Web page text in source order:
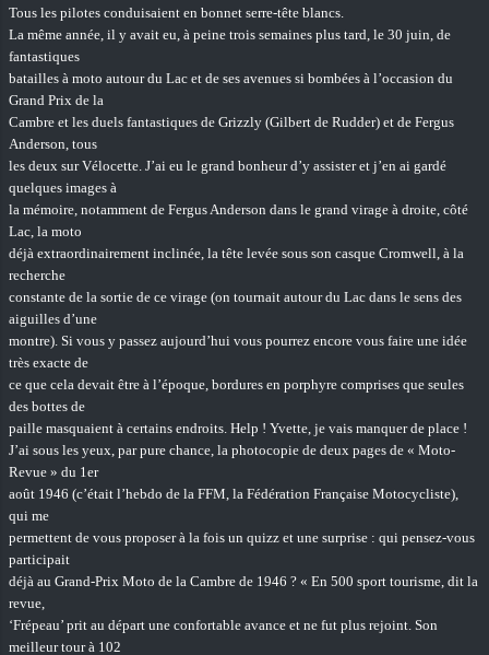
Tous les pilotes conduisaient en bonnet serre-tête blancs.
La même année, il y avait eu, à peine trois semaines plus tard, le 30 juin, de
fantastiques
batailles à moto autour du Lac et de ses avenues si bombées à l’occasion du
Grand Prix de la
Cambre et les duels fantastiques de Grizzly (Gilbert de Rudder) et de Fergus
Anderson, tous
les deux sur Vélocette. J’ai eu le grand bonheur d’y assister et j’en ai gardé
quelques images à
la mémoire, notamment de Fergus Anderson dans le grand virage à droite, côté
Lac, la moto
déjà extraordinairement inclinée, la tête levée sous son casque Cromwell, à la
recherche
constante de la sortie de ce virage (on tournait autour du Lac dans le sens des
aiguilles d’une
montre). Si vous y passez aujourd’hui vous pourrez encore vous faire une idée
très exacte de
ce que cela devait être à l’époque, bordures en porphyre comprises que seules
des bottes de
paille masquaient à certains endroits. Help ! Yvette, je vais manquer de place !
J’ai sous les yeux, par pure chance, la photocopie de deux pages de « Moto-
Revue » du 1er
août 1946 (c’était l’hebdo de la FFM, la Fédération Française Motocycliste),
qui me
permettent de vous proposer à la fois un quizz et une surprise : qui pensez-vous
participait
déjà au Grand-Prix Moto de la Cambre de 1946 ? « En 500 sport tourisme, dit la
revue,
‘Frépeau’ prit au départ une confortable avance et ne fut plus rejoint. Son
meilleur tour à 102